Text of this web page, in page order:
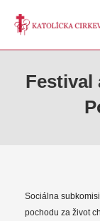
Festival
Sociálna
pochodu za život